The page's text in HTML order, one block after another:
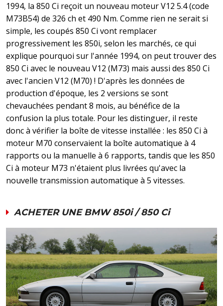
1994, la 850 Ci reçoit un nouveau moteur V12 5.4 (code
M73B54) de 326 ch et 490 Nm. Comme rien ne serait si
simple, les coupés 850 Ci vont remplacer
progressivement les 850i, selon les marchés, ce qui
explique pourquoi sur l'année 1994, on peut trouver des
850 Ci avec le nouveau V12 (M73) mais aussi des 850 Ci
avec l'ancien V12 (M70) ! D'après les données de
production d'époque, les 2 versions se sont
chevauchées pendant 8 mois, au bénéfice de la
confusion la plus totale. Pour les distinguer, il reste
donc à vérifier la boîte de vitesse installée : les 850 Ci à
moteur M70 conservaient la boîte automatique à 4
rapports ou la manuelle à 6 rapports, tandis que les 850
Ci à moteur M73 n'étaient plus livrées qu'avec la
nouvelle transmission automatique à 5 vitesses.
ACHETER UNE BMW 850i / 850 Ci